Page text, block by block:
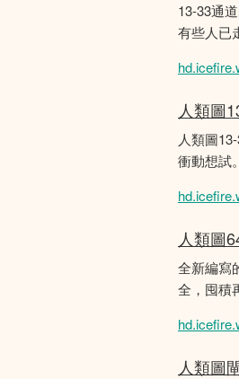
13-33通
有些人已
人類圖
人類圖
衝動想試
人類圖
全新編寫
全，囤積
人類圖